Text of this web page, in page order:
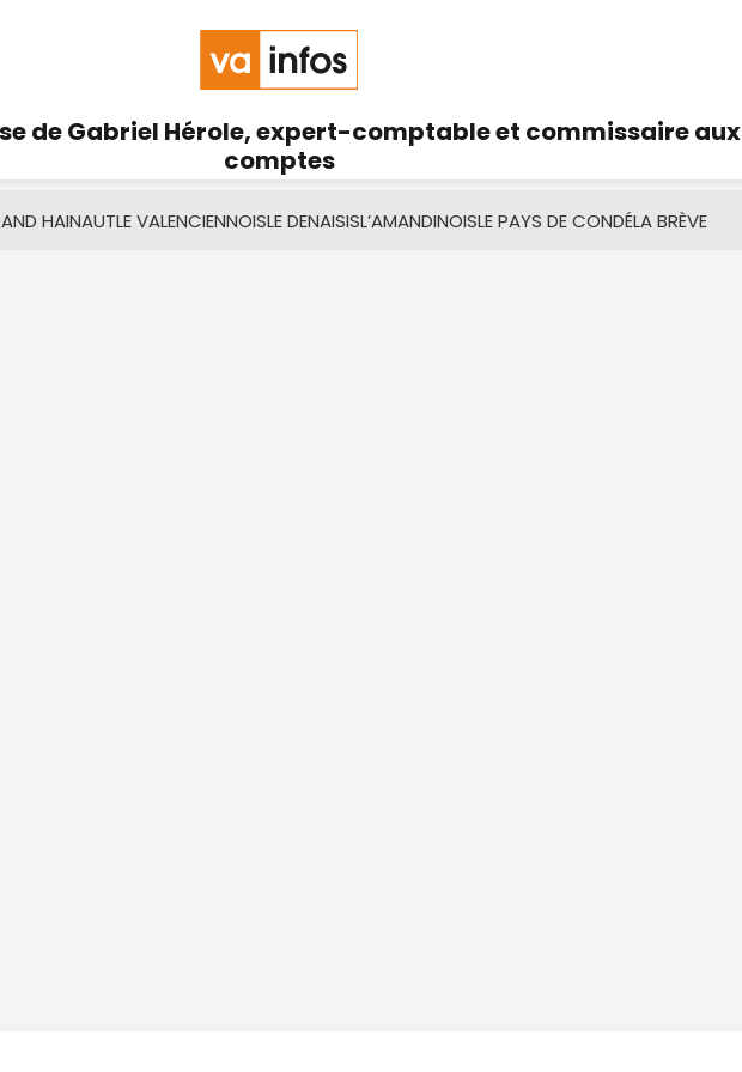
de Gabriel Hérole, expert-comptable et commissaire aux
comptes
HAINAUTLE VALENCIENNOISLE DENAISISL’AMANDINOISLE PAYS DE CONDÉLA BRÈVE